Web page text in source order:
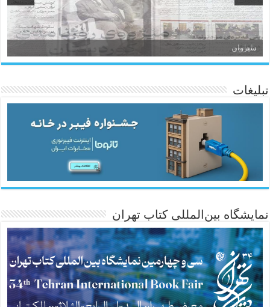
سیروان
ئاژانسی هەواڵی مێهر
تبلیغات
نمایشگاه بین‌المللی کتاب تهران